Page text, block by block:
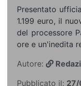
Presentato
1.199 euro, il
del processore
ore e un'inedita
Autore:
Pubblicato il: